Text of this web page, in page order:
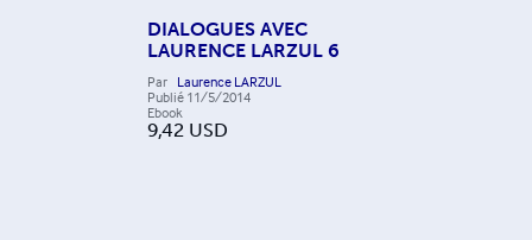
DIALOGUES AVEC
LAURENCE LARZUL 6
Par Laurence LARZUL
Publié 11/5/2014
Ebook
9,42 USD